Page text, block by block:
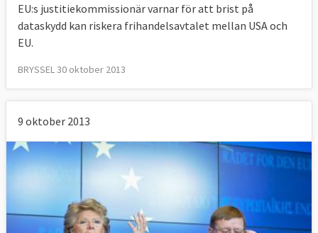
EU:s justitiekommissionär varnar för att brist på
dataskydd kan riskera frihandelsavtalet mellan USA och
EU.
BRYSSEL 30 oktober 2013
9 oktober 2013